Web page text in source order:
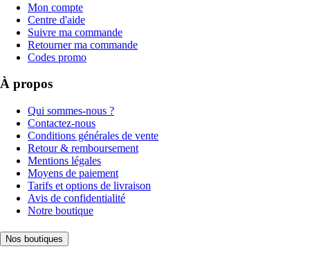
Mon compte
Centre d'aide
Suivre ma commande
Retourner ma commande
Codes promo
À propos
Qui sommes-nous ?
Contactez-nous
Conditions générales de vente
Retour & remboursement
Mentions légales
Moyens de paiement
Tarifs et options de livraison
Avis de confidentialité
Notre boutique
Nos boutiques